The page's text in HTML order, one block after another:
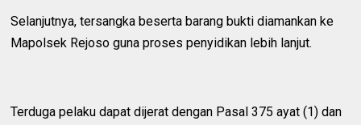
Selanjutnya, tersangka beserta barang bukti diamankan ke
Mapolsek Rejoso guna proses penyidikan lebih lanjut.
Terduga pelaku dapat dijerat dengan Pasal 375 ayat (1) dan